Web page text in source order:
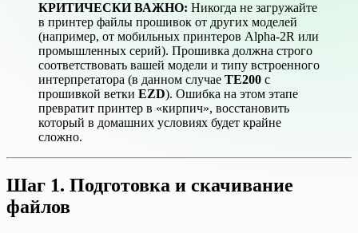
КРИТИЧЕСКИ ВАЖНО: Никогда не загружайте
в принтер файлы прошивок от других моделей
(например, от мобильных принтеров Alpha-2R или
промышленных серий). Прошивка должна строго
соответствовать вашей модели и типу встроенного
интерпретатора (в данном случае TE200 с
прошивкой ветки EZD). Ошибка на этом этапе
превратит принтер в «кирпич», восстановить
который в домашних условиях будет крайне
сложно.
Шаг 1. Подготовка и скачивание
файлов